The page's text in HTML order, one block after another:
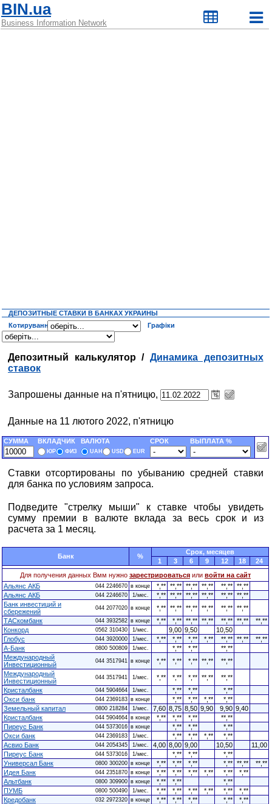
BIN.ua
Business Information Network
ДЕПОЗИТНЫЕ СТАВКИ В БАНКАХ УКРАИНЫ
Котирування
Графіки
Депозитный калькулятор / Динамика депозитных
ставок
Запрошены данные на п'ятницю,
Данные на 11 лютого 2022, п'ятницю
СУММА ВКЛАДЧИК ВАЛЮТА СРОК ВЫПЛАТА %
ЮР ФИЗ UAH USD EUR
Ставки отсортированы по убыванию средней ставки
для банка по условиям запроса.
Подведите "стрелку мыши" к ставке чтобы увидеть
сумму премии в валюте вклада за весь срок и из
расчета за 1 месяц.
Банк %
Cрок, месяцев
1
3 6 9 12 18
24
Для получения данных Вмм нужно зарестрироваться или войти на сайт
Альянс АКБ
044 2246670 в конце *,** **,** **,** **,** **,** **,**
Альянс АКБ
044 2246670 1/мес. *,** **,** **,** **,** **,** **,**
Банк инвестиций и
сбережений
044 2077020 в конце *,** **,** **,** **,** **,** **,**
ТАСкомбанк
044 3932582 в конце *,** *,** **,** **,** **,** **,**
**,**
Конкорд
0562 310430 1/мес. 9,00 9,50
10,50
Глобус
044 3920000 1/мес. *,** *,** *,** *,** **,** **,**
**,**
А-Банк
0800 500809 1/мес. *,** *,**
**,**
Международный
Инвестиционный
044 3517941 в конце *,** *,** *,** **,**
**,**
Международный
Инвестиционный
044 3517941 1/мес. *,** *,** *,** **,**
**,**
Кристалбанк
044 5904664 1/мес. *,** *,**
*,**
Окси банк
044 2369183 в конце *,** *,** *,**
*,**
Земельный капитал
0800 218284 1/мес. 7,60 8,75 8,50 9,90 9,90 9,40
Кристалбанк
044 5904664 в конце *,** *,** *,**
**,**
Пиреус Банк
044 5373016 в конце *,** *,**
*,**
Окси банк
044 2369183 1/мес. *,** *,** *,**
*,**
Асвио Банк
044 2054345 1/мес. 4,00 8,00 9,00 10,50
11,00
Пиреус Банк
044 5373016 1/мес. *,** *,**
*,**
Универсал Банк
0800 300200 в конце *,** *,** *,** *,** **,**
**,**
Идея Банк
044 2351870 в конце *,** *,** *,** *,** *,**
*,**
Альтбанк
0800 309900 в конце *,** *,**
*,**
ПУМБ
0800 500490 1/мес. *,** *,** *,** *,** *,**
*,**
Кредобанк
032 2972320 в конце *,** *,** *,** *,**
*,**